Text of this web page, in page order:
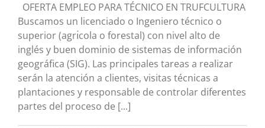
OFERTA EMPLEO PARA TÉCNICO EN TRUFCULTURA
Buscamos un licenciado o Ingeniero técnico o
superior (agrı́cola o forestal) con nivel alto de
inglés y buen dominio de sistemas de información
geográfica (SIG). Las principales tareas a realizar
serán la atención a clientes, visitas técnicas a
plantaciones y responsable de controlar diferentes
partes del proceso de [...]